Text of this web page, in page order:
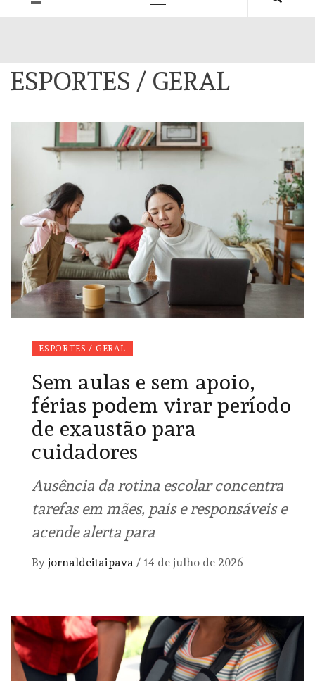
ESPORTES / GERAL
ESPORTES / GERAL
Sem aulas e sem apoio,
férias podem virar período
de exaustão para
cuidadores
Ausência da rotina escolar concentra
tarefas em mães, pais e responsáveis e
acende alerta para
By jornaldeitaipava / 14 de julho de 2026